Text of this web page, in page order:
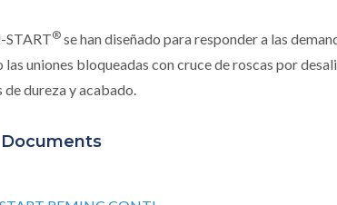
START® se han diseñado para responder a las
las uniones bloqueadas con cruce de roscas por
dureza y acabado.
Documents